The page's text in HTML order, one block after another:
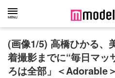
(画像1/5) 高橋ひかる、
着撮影までに“毎日マッ
ろは全部」＜Adorable＞